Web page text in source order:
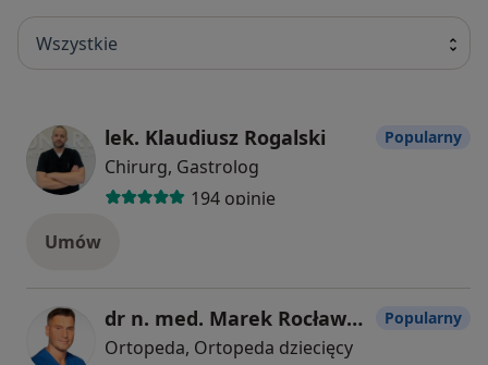
Wszystkie
lek. Klaudiusz Rogalski
Chirurg, Gastrolog
194 opinie
Popularny
Umów
dr n. med. Marek Rocławski
Ortopeda, Ortopeda dziecięcy
Popularny